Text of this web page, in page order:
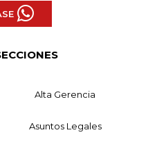
Alta Gerencia
Asuntos Legales